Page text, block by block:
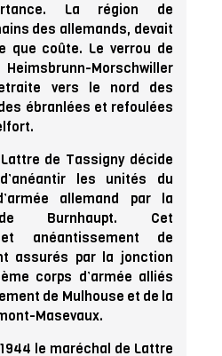
La région de
des allemands, devait
que coûte. Le verrou de
Morschwiller
vers le nord des
ébranlées et refoulées
de Tassigny décide
les unités du
allemand par la
Burnhaupt. Cet
anéantissement de
assurés par la jonction
corps d’armée alliés
de Mulhouse et de la
Masevaux.
le maréchal de Lattre